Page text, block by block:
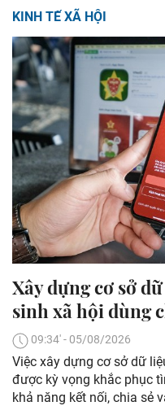
KINH TẾ XÃ HỘI
Xây dựng cơ sở
sinh xã hội dùng
09:34' - 05/08/2026
Việc xây dựng cơ sở dữ
được kỳ vọng khắc phục
khả năng kết nối, chia sẻ